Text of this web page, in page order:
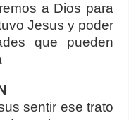
a Dios para
Jesus y poder
que pueden
sentir ese trato